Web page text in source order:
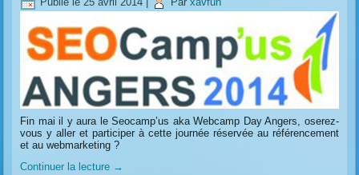
Fin mai il y aura le Seocamp’us aka Webcamp Day Angers, oserez-
vous y aller et participer à cette journée réservée au référencement
et au webmarketing ?
Continuer la lecture →